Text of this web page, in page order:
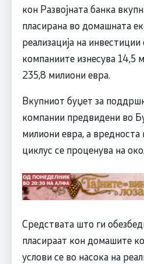
кон Развојната банка
пласирана во домашната
реализација на
компаниите изнесува 14,5
235,8 милиони евра.
Вкупниот буџет за
компании предвидени во
милиони евра, а вредноста
циклус се проценува на
Средствата што ги
пласираат кон домашите
услови се во насока на